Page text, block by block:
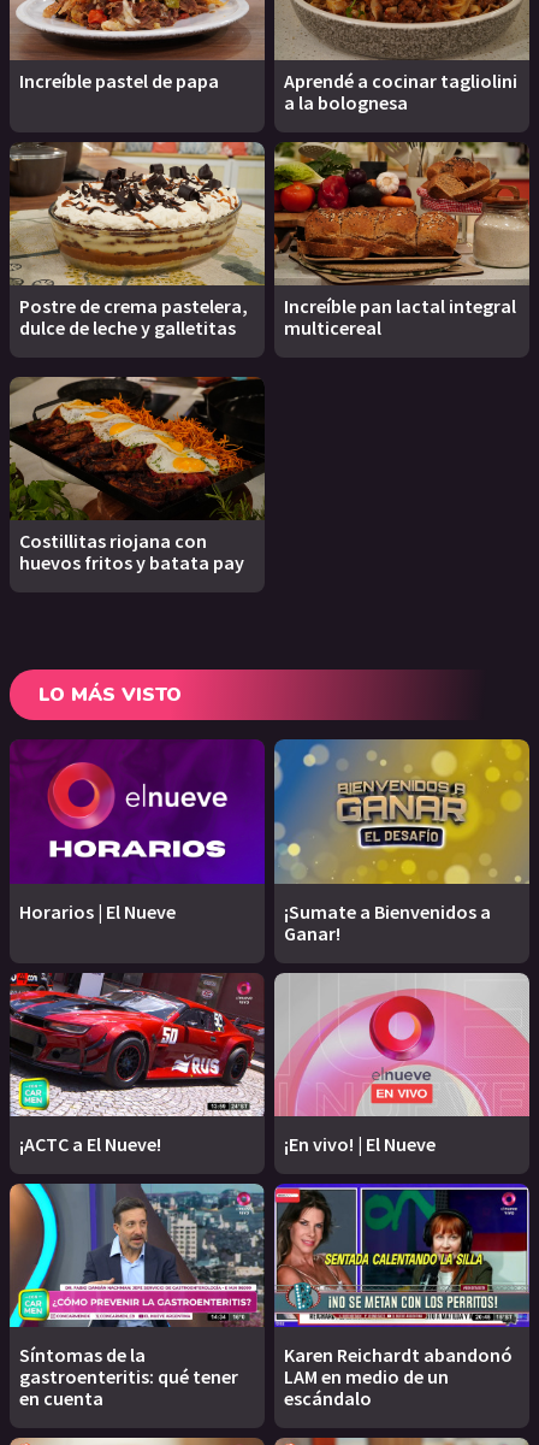
Increíble pastel de papa
Aprendé a cocinar tagliolini
a la bolognesa
Postre de crema pastelera,
dulce de leche y galletitas
Increíble pan lactal integral
multicereal
Costillitas riojana con
huevos fritos y batata pay
LO MÁS VISTO
Horarios | El Nueve
¡Sumate a Bienvenidos a
Ganar!
¡ACTC a El Nueve! ¡En vivo! | El Nueve
Síntomas de la
gastroenteritis: qué tener
en cuenta
Karen Reichardt abandonó
LAM en medio de un
escándalo